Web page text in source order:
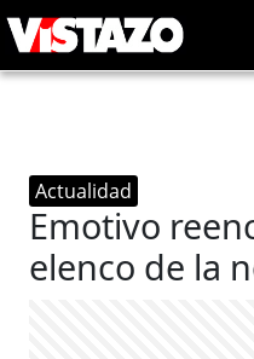
Actualidad
Emotivo
elenco de la